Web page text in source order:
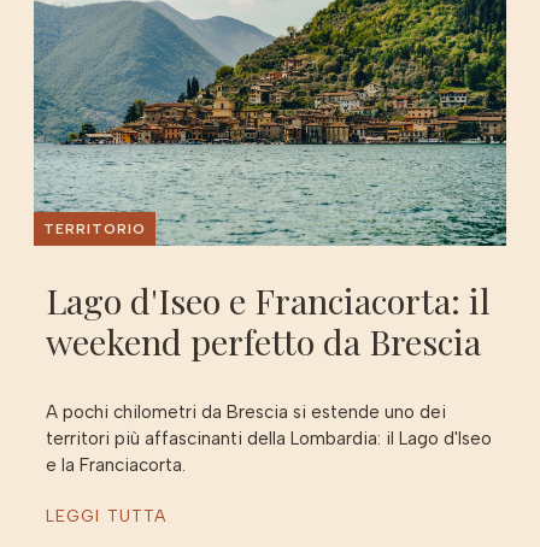
TERRITORIO
Lago d'Iseo e Franciacorta: il
weekend perfetto da Brescia
A pochi chilometri da Brescia si estende uno dei
territori più affascinanti della Lombardia: il Lago d'Iseo
e la Franciacorta.
LEGGI TUTTA